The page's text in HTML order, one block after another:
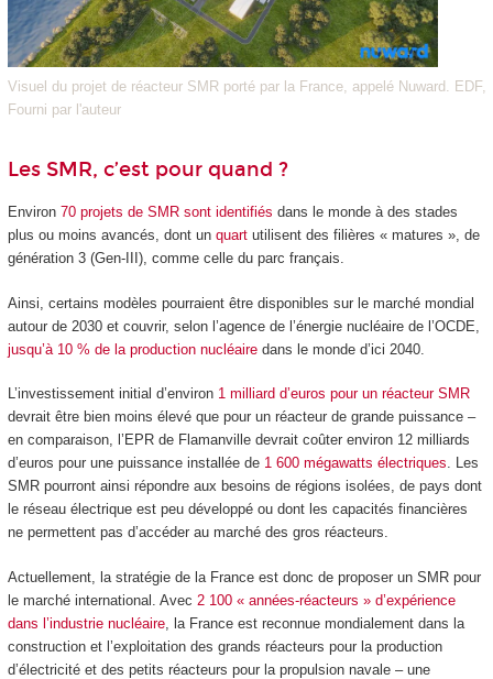
Visuel du projet de réacteur SMR porté par la France, appelé Nuward. EDF,
Fourni par l'auteur
Les SMR, c’est pour quand ?
Environ 70 projets de SMR sont identifiés dans le monde à des stades
plus ou moins avancés, dont un quartutilisent des filières « matures », de
génération 3 (Gen-III), comme celle du parc français.
Ainsi, certains modèles pourraient être disponibles sur le marché mondial
autour de 2030 et couvrir, selon l’agence de l’énergie nucléaire de l’OCDE,
jusqu’à 10 % de la production nucléairedans le monde d’ici 2040.
L’investissement initial d’environ 1 milliard d’euros pour un réacteur SMR
devrait être bien moins élevé que pour un réacteur de grande puissance –
en comparaison, l’EPR de Flamanville devrait coûter environ 12 milliards
d’euros pour une puissance installée de 1 600 mégawatts électriques. Les
SMR pourront ainsi répondre aux besoins de régions isolées, de pays dont
le réseau électrique est peu développé ou dont les capacités financières
ne permettent pas d’accéder au marché des gros réacteurs.
Actuellement, la stratégie de la France est donc de proposer un SMR pour
le marché international. Avec 2 100 « années-réacteurs » d’expérience
dans l’industrie nucléaire, la France est reconnue mondialement dans la
construction et l’exploitation des grands réacteurs pour la production
d’électricité et des petits réacteurs pour la propulsion navale – une